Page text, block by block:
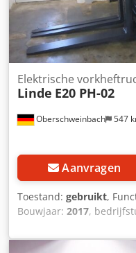
Oberschweinbach 547
Elektrische
Linde E20 PH-02
Aanvragen
Toestand: gebruikt,
Bouwjaar: 2017,
masttype:triplex,